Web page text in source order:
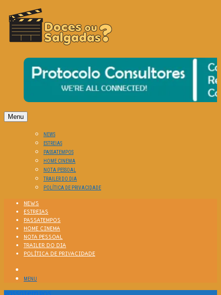
DOCES OU SALGADAS?
O Cinema? Uma Paixão!!
Menu
NEWS
ESTREIAS
PASSATEMPOS
HOME CINEMA
NOTA PESSOAL
TRAILER DO DIA
POLÍTICA DE PRIVACIDADE
NEWS
ESTREIAS
PASSATEMPOS
HOME CINEMA
NOTA PESSOAL
TRAILER DO DIA
POLÍTICA DE PRIVACIDADE
MENU